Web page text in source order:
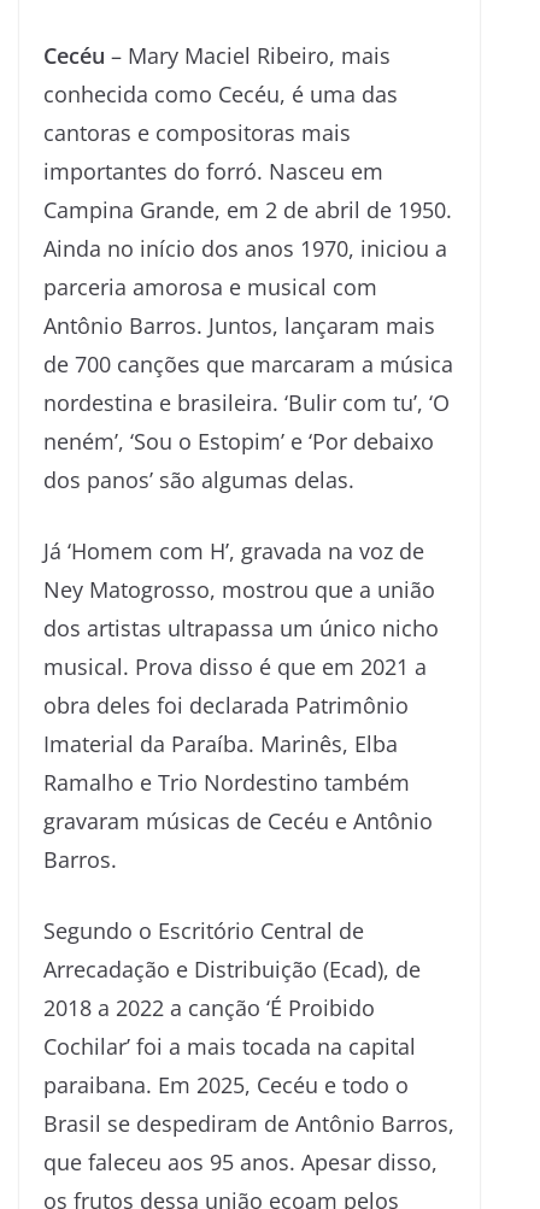
Cecéu – Mary Maciel Ribeiro, mais
conhecida como Cecéu, é uma das
cantoras e compositoras mais
importantes do forró. Nasceu em
Campina Grande, em 2 de abril de 1950.
Ainda no início dos anos 1970, iniciou a
parceria amorosa e musical com
Antônio Barros. Juntos, lançaram mais
de 700 canções que marcaram a música
nordestina e brasileira. ‘Bulir com tu’, ‘O
neném’, ‘Sou o Estopim’ e ‘Por debaixo
dos panos’ são algumas delas.
Já ‘Homem com H’, gravada na voz de
Ney Matogrosso, mostrou que a união
dos artistas ultrapassa um único nicho
musical. Prova disso é que em 2021 a
obra deles foi declarada Patrimônio
Imaterial da Paraíba. Marinês, Elba
Ramalho e Trio Nordestino também
gravaram músicas de Cecéu e Antônio
Barros.
Segundo o Escritório Central de
Arrecadação e Distribuição (Ecad), de
2018 a 2022 a canção ‘É Proibido
Cochilar’ foi a mais tocada na capital
paraibana. Em 2025, Cecéu e todo o
Brasil se despediram de Antônio Barros,
que faleceu aos 95 anos. Apesar disso,
os frutos dessa união ecoam pelos